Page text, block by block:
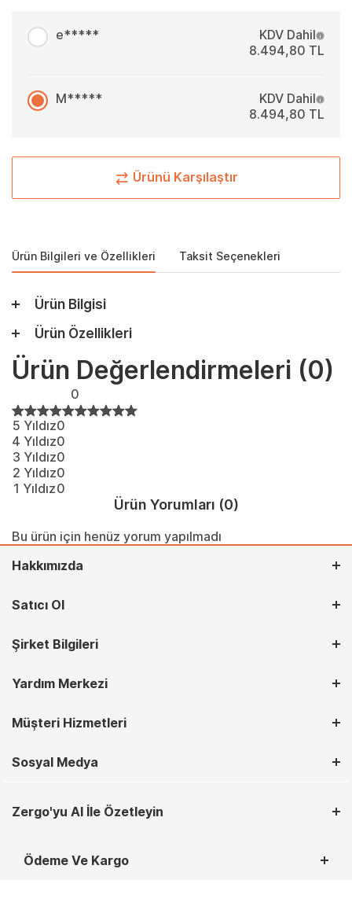
e*****
KDV Dahil
8.494,80 TL
M*****
KDV Dahil
8.494,80 TL
Ürünü Karşılaştır
Ürün Bilgileri ve Özellikleri Taksit Seçenekleri
Ürün Bilgisi
Ürün Özellikleri
Ürün Değerlendirmeleri (0)
0
5 Yıldız0
4 Yıldız0
3 Yıldız0
2 Yıldız0
1 Yıldız0
Ürün Yorumları (0)
Bu ürün için henüz yorum yapılmadı
Hakkımızda
Satıcı Ol
Şirket Bilgileri
Yardım Merkezi
Müşteri Hizmetleri
Sosyal Medya
Zergo'yu AI İle Özetleyin
Ödeme Ve Kargo